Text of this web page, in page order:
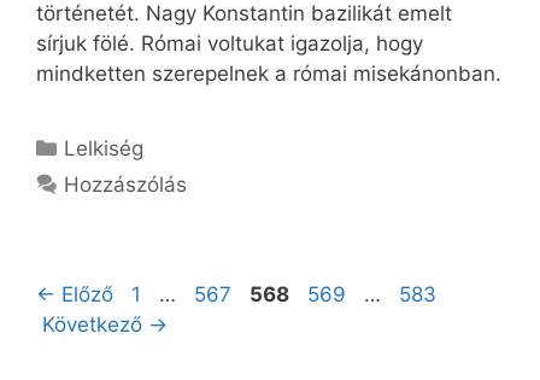
történetét. Nagy Konstantin bazilikát emelt
sírjuk fölé. Római voltukat igazolja, hogy
mindketten szerepelnek a római misekánonban.
Kategória
Lelkiség
Hozzászólás
← Előző Oldal
1 … Oldal
567 Oldal
568 Oldal
569 … Oldal
583
Következő →